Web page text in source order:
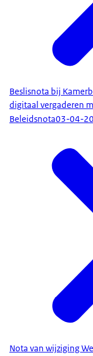
Beslisnota bij
digitaal vergaderen
Beleidsnota03-04-
Nota van wijziging